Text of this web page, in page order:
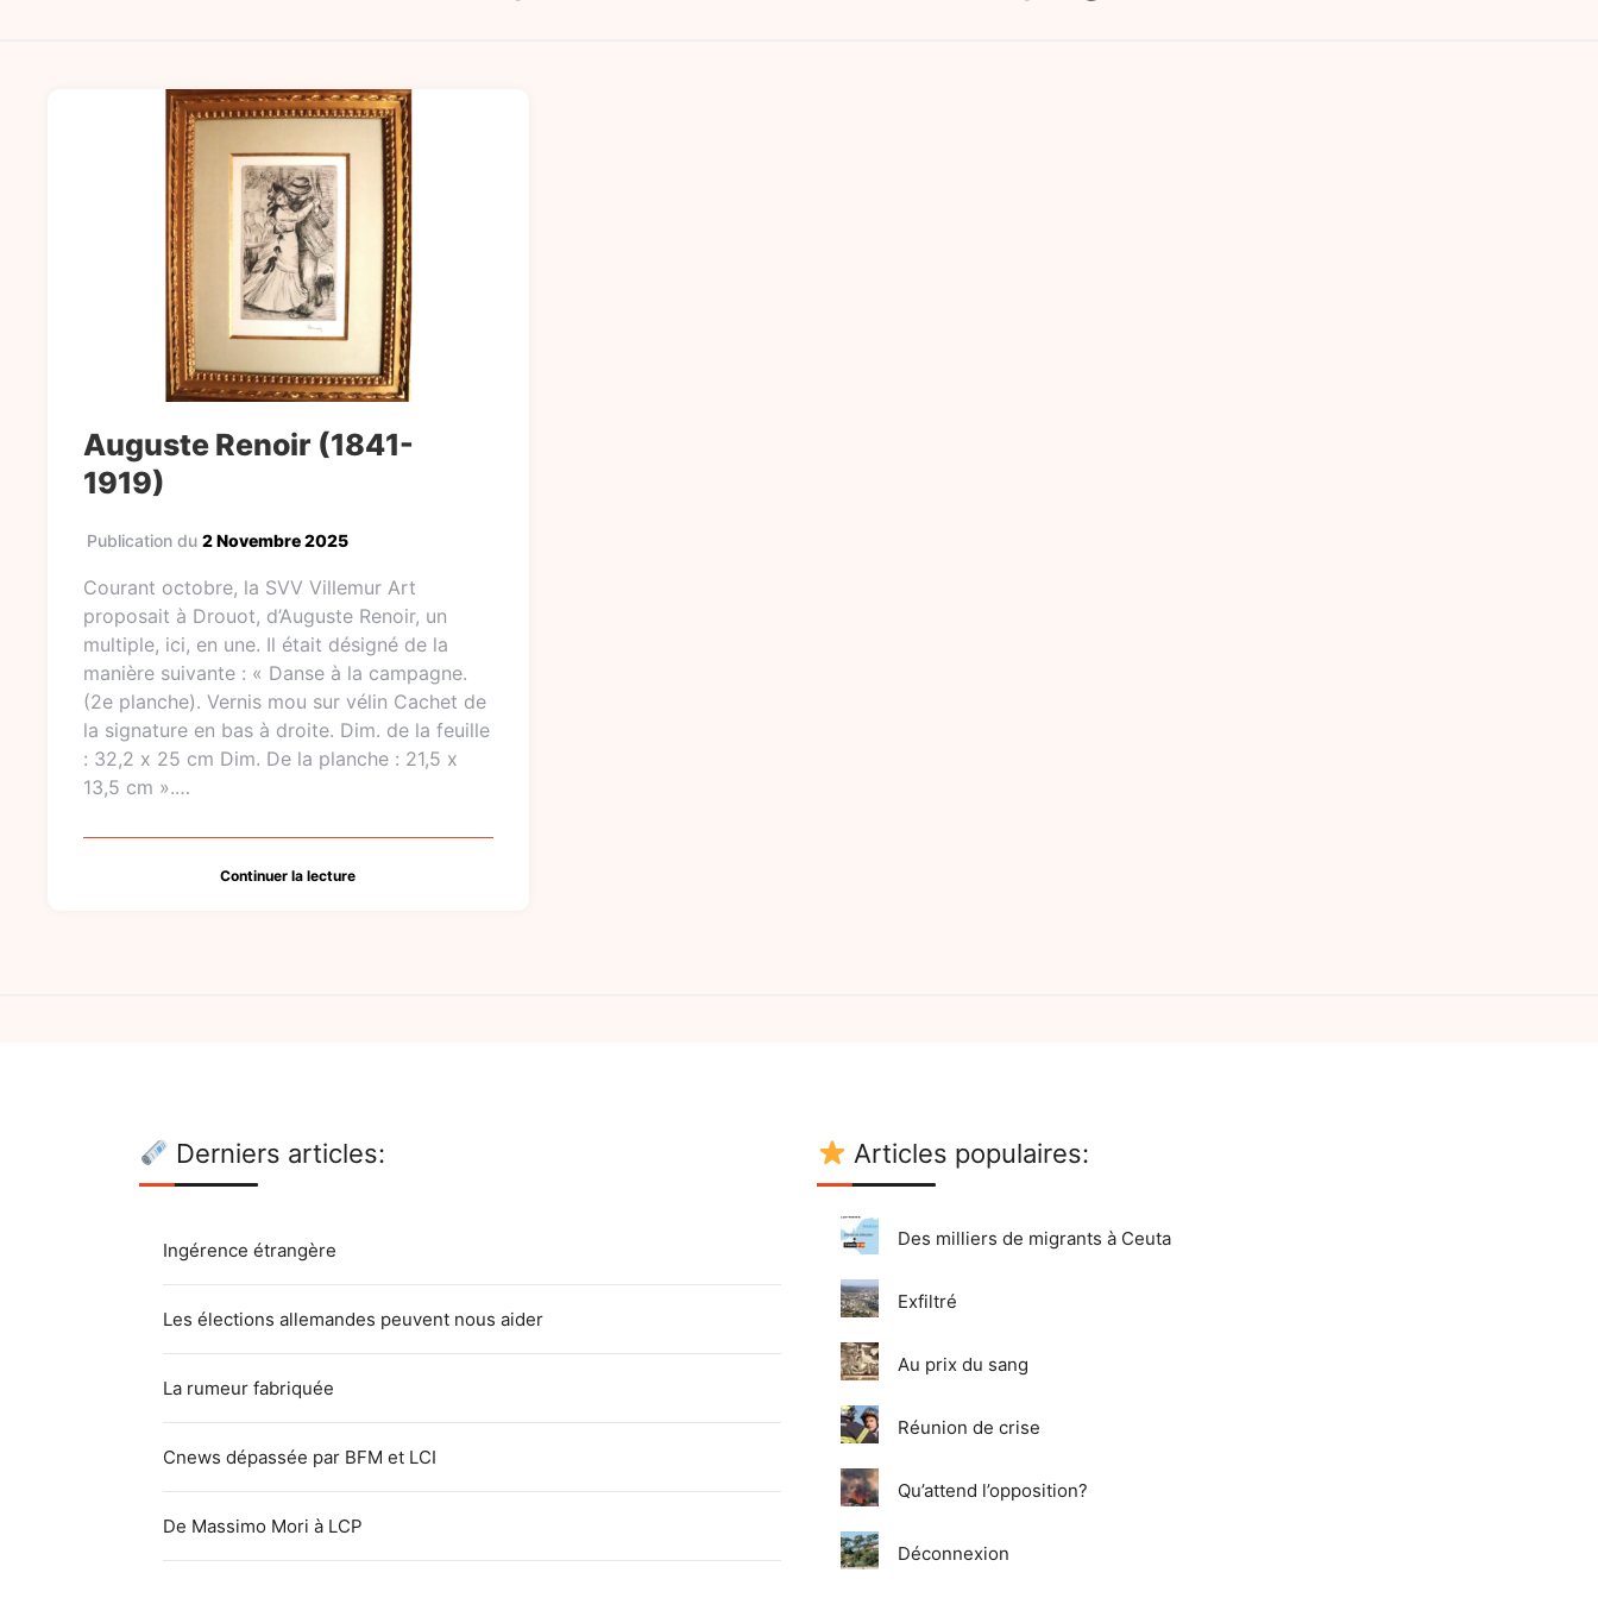
Auguste Renoir (1841-
1919)
Publication du 2 Novembre 2025
Courant octobre, la SVV Villemur Art
proposait à Drouot, d’Auguste Renoir, un
multiple, ici, en une. Il était désigné de la
manière suivante : « Danse à la campagne.
(2e planche). Vernis mou sur vélin Cachet de
la signature en bas à droite. Dim. de la feuille
: 32,2 x 25 cm Dim. De la planche : 21,5 x
13,5 cm ».…
Continuer la lecture
Derniers articles:
Ingérence étrangère
Les élections allemandes peuvent nous aider
La rumeur fabriquée
Cnews dépassée par BFM et LCI
De Massimo Mori à LCP
Articles populaires:
Des milliers de migrants à Ceuta
Exfiltré
Au prix du sang
Réunion de crise
Qu’attend l’opposition?
Déconnexion